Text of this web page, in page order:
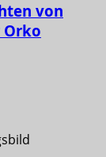
von
Orko